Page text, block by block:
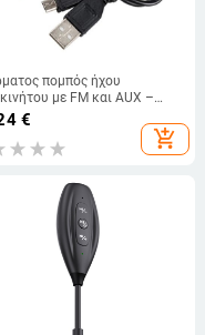
πομπός ήχου
με FM και AUX –
T01, 87.5–108.0 MHz,
10 m, τάση 3.3–4.2 V, 30
€
add_shopping_cart